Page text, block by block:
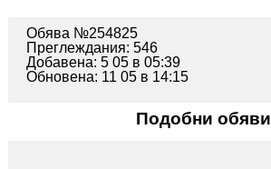
Обява №254825
Преглеждания: 546
Добавена: 5 05 в 05:39
Обновена: 11 05 в 14:15
Подобни обяви